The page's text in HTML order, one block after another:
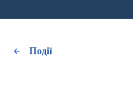
Події